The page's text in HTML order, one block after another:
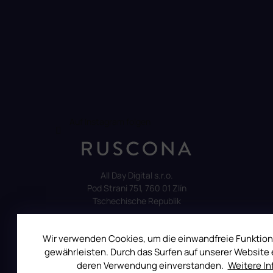
Wir verwenden Cookies, um die einwandfreie
gewährleisten. Durch das Surfen auf unserer Website
deren Verwendung einverstanden. Weitere
All Day Digital s.r.o.
Pod Strani 751, 760 01 Zlín
Tschechische Republik
ALLES ÜBER DEN EINKAUF